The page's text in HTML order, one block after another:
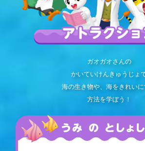
ガオガオさんの
かいていけんきゅうじょ
海の生き物や、海をきれいに
方法を学ぼう！